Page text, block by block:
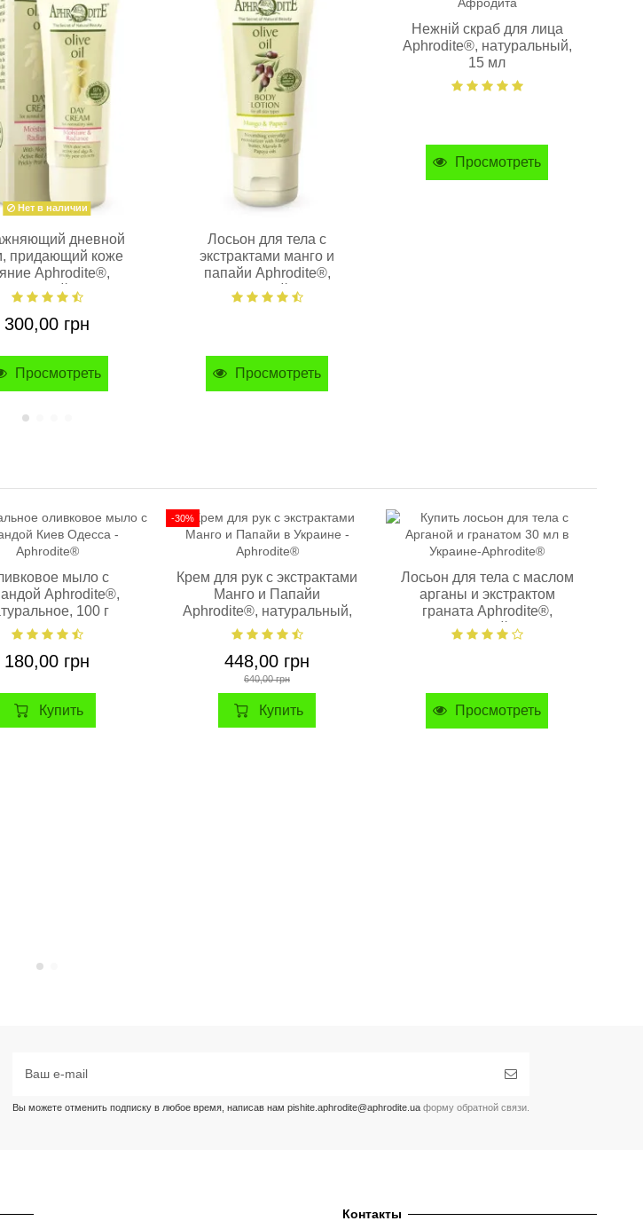
Нет в наличии
дневной
придающий коже
Aphrodite®,
15 мл
300,00 грн
Просмотреть
Лосьон для тела с
экстрактами манго и
папайи Aphrodite®,
натуральный, 30 мл
Просмотреть
Нежній скраб для лица
Aphrodite®, натуральный,
15 мл
Просмотреть
мыло с
Aphrodite®,
100 г
180,00 грн
Купить
-30%
Крем для рук с экстрактами
Манго и Папайи
Aphrodite®, натуральный,
100мл/50мл
448,00 грн
640,00 грн
Купить
Лосьон для тела с маслом
арганы и экстрактом
граната Aphrodite®,
натуральный, 30 мл
Просмотреть
Вы можете отменить подписку в любое время, написав нам pishite.aphrodite@aphrodite.ua форму обратной связи.
Контакты